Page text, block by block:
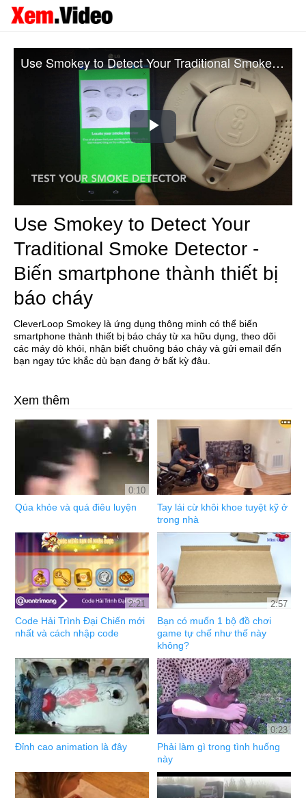
Play
Video
Use Smokey to Detect Your Traditional Smoke Detector - Biến smartphone thành thiết bị báo cháy
Use Smokey to Detect Your
Traditional Smoke Detector -
Biến smartphone thành thiết bị
báo cháy
CleverLoop Smokey là ứng dụng thông minh có thể biến
smartphone thành thiết bị báo cháy từ xa hữu dụng, theo dõi
các máy dò khói, nhận biết chuông báo cháy và gửi email đến
bạn ngay tức khắc dù bạn đang ở bất kỳ đâu.
Xem thêm
0:10
Qúa khỏe và quá điêu luyện
Tay lái cừ khôi khoe tuyệt kỹ ở
trong nhà
2:21
Code Hải Trình Đại Chiến mới
nhất và cách nhập code
2:57
Bạn có muốn 1 bộ đồ chơi
game tự chế như thế này
không?
Đỉnh cao animation là đây
0:23
Phải làm gì trong tình huống
này